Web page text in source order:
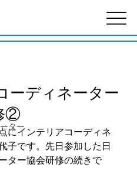
ター
ーディネーター
②
にインテリアコーディネ
子です。先日参加した日
ター協会研修の続きで